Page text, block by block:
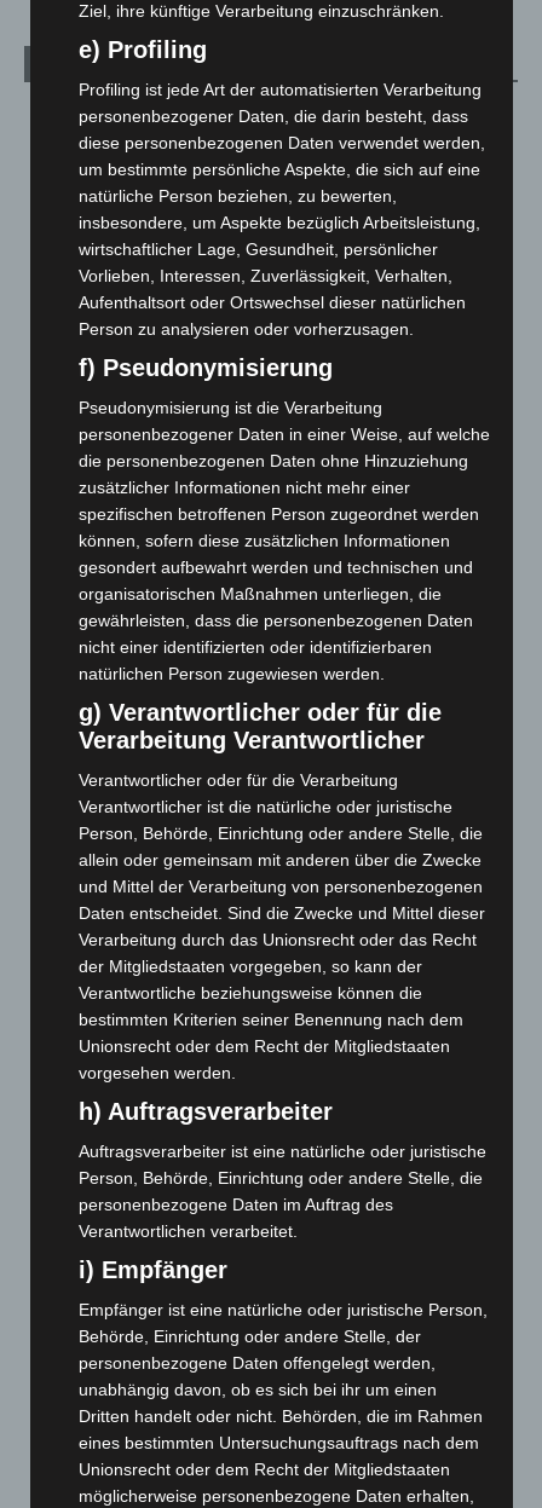
August 2026(12)
Juli 2026(73)
Juni 2026(139)
Mai 2026(99)
April 2026(99)
März 2026(115)
Februar 2026(109)
Januar 2026(122)
Dezember 2025(103)
November 2025(114)
Oktober 2025(112)
September 2025 (93)
August 2025 (90)
Juli 2025(90)
Juni 2025(103)
Mai 2025(112)
April 2025
März 2025(111)
Februar 2025
(96)
Januar 2025(88)
Dezember 2024(89)
November 2024(94)
Oktober 2024(93)
September 2024(112)
August 2024(107)
Juli 2024(89)
Juni 2024(107)
Mai 2024
(149)
April 2024
März 2024
(103)
Februar 2024(103)
Januar 2024(111)
Dezember 2023(130)
November 2023 (130)
Oktober 2023 (114)
September 2023 (133)
August 2023(134)
Juli 2023
Juni 2023(142)
Ziel, ihre künftige Verarbeitung einzuschränken.
e) Profiling
Profiling ist jede Art der automatisierten Verarbeitung
personenbezogener Daten, die darin besteht, dass
diese personenbezogenen Daten verwendet werden,
um bestimmte persönliche Aspekte, die sich auf eine
natürliche Person beziehen, zu bewerten,
insbesondere, um Aspekte bezüglich Arbeitsleistung,
wirtschaftlicher Lage, Gesundheit, persönlicher
Vorlieben, Interessen, Zuverlässigkeit, Verhalten,
Aufenthaltsort oder Ortswechsel dieser natürlichen
Person zu analysieren oder vorherzusagen.
f) Pseudonymisierung
Pseudonymisierung ist die Verarbeitung
personenbezogener Daten in einer Weise, auf welche
die personenbezogenen Daten ohne Hinzuziehung
zusätzlicher Informationen nicht mehr einer
spezifischen betroffenen Person zugeordnet werden
können, sofern diese zusätzlichen Informationen
gesondert aufbewahrt werden und technischen und
organisatorischen Maßnahmen unterliegen, die
gewährleisten, dass die personenbezogenen Daten
nicht einer identifizierten oder identifizierbaren
natürlichen Person zugewiesen werden.
g) Verantwortlicher oder für die
Verarbeitung Verantwortlicher
Verantwortlicher oder für die Verarbeitung
Verantwortlicher ist die natürliche oder juristische
Person, Behörde, Einrichtung oder andere Stelle, die
allein oder gemeinsam mit anderen über die Zwecke
und Mittel der Verarbeitung von personenbezogenen
Daten entscheidet. Sind die Zwecke und Mittel dieser
Verarbeitung durch das Unionsrecht oder das Recht
der Mitgliedstaaten vorgegeben, so kann der
Verantwortliche beziehungsweise können die
bestimmten Kriterien seiner Benennung nach dem
Unionsrecht oder dem Recht der Mitgliedstaaten
vorgesehen werden.
h) Auftragsverarbeiter
Auftragsverarbeiter ist eine natürliche oder juristische
Person, Behörde, Einrichtung oder andere Stelle, die
personenbezogene Daten im Auftrag des
Verantwortlichen verarbeitet.
i) Empfänger
Empfänger ist eine natürliche oder juristische Person,
Behörde, Einrichtung oder andere Stelle, der
personenbezogene Daten offengelegt werden,
unabhängig davon, ob es sich bei ihr um einen
Dritten handelt oder nicht. Behörden, die im Rahmen
eines bestimmten Untersuchungsauftrags nach dem
Unionsrecht oder dem Recht der Mitgliedstaaten
möglicherweise personenbezogene Daten erhalten,